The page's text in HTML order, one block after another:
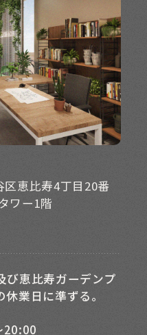
区恵比寿4丁目20番
ワー1階
び恵比寿ガーデンプ
休業日に準ずる。
20:00